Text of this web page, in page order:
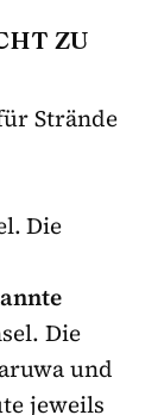
ZU
Strände
Die
Die
und
jeweils